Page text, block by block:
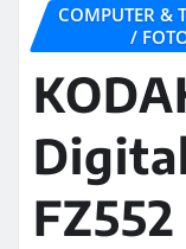
COMPUTER &
/